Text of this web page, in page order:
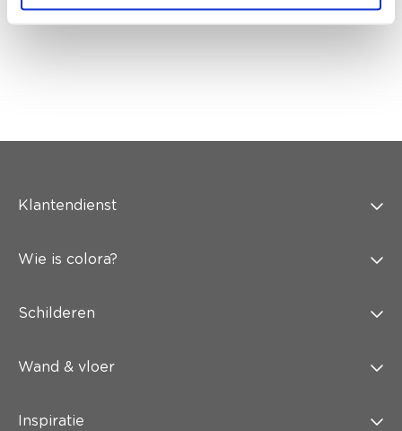
Klantendienst
Wie is colora?
Schilderen
Wand & vloer
Inspiratie